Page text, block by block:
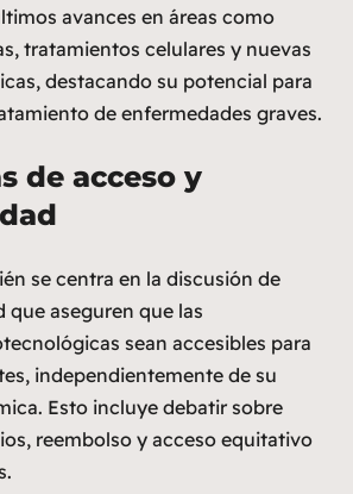
avances en áreas como
tratamientos celulares y nuevas
destacando su potencial para
de enfermedades graves.
de acceso y
se centra en la discusión de
que aseguren que las
sean accesibles para
independientemente de su
Esto incluye debatir sobre
reembolso y acceso equitativo